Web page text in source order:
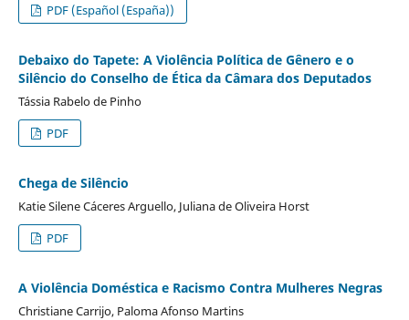
PDF (Español (España))
Debaixo do Tapete: A Violência Política de Gênero e o
Silêncio do Conselho de Ética da Câmara dos Deputados
Tássia Rabelo de Pinho
PDF
Chega de Silêncio
Katie Silene Cáceres Arguello, Juliana de Oliveira Horst
PDF
A Violência Doméstica e Racismo Contra Mulheres Negras
Christiane Carrijo, Paloma Afonso Martins